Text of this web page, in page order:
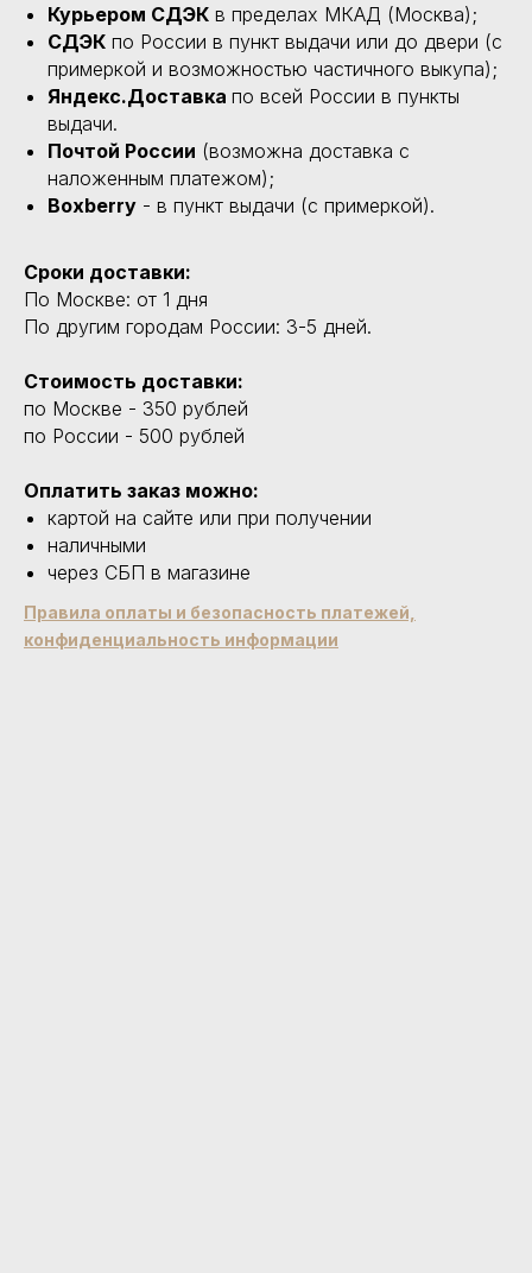
Курьером СДЭК в пределах МКАД (Москва);
СДЭК по России в пункт выдачи или до двери (с
примеркой и возможностью частичного выкупа);
Яндекс.Доставка по всей России в пункты
выдачи.
Почтой России (возможна доставка с
наложенным платежом);
Boxberry - в пункт выдачи (с примеркой).
Сроки доставки:
По Москве: от 1 дня
По другим городам России: 3-5 дней.
Стоимость доставки:
по Москве - 350 рублей
по России - 500 рублей
Оплатить заказ можно:
картой на сайте или при получении
наличными
через СБП в магазине
Правила оплаты и безопасность платежей,
конфиденциальность информации